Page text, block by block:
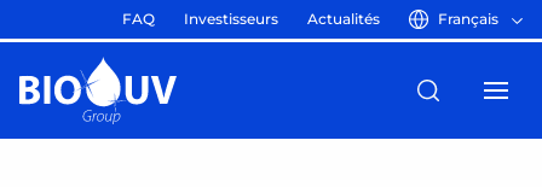
FAQ Investisseurs Actualités Français